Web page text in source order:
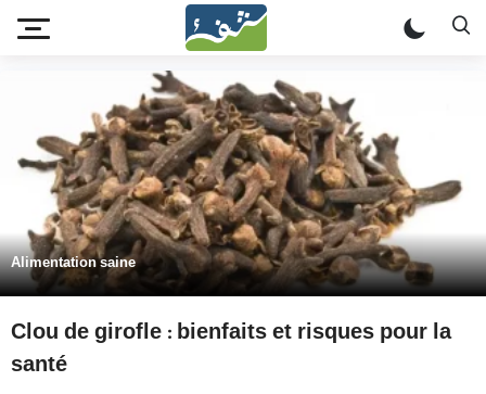
Alimentation saine
Clou de girofle : bienfaits et risques pour la
santé